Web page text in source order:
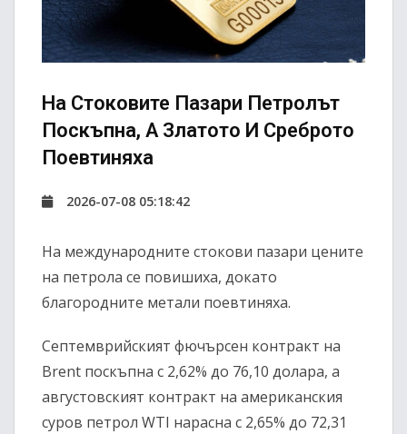
На Стоковите Пазари Петролът
Поскъпна, А Златото И Среброто
Поевтиняха
2026-07-08 05:18:42
На международните стокови пазари цените
на петрола се повишиха, докато
благородните метали поевтиняха.
Септемврийският фючърсен контракт на
Brent поскъпна с 2,62% до 76,10 долара, а
августовският контракт на американския
суров петрол WTI нарасна с 2,65% до 72,31